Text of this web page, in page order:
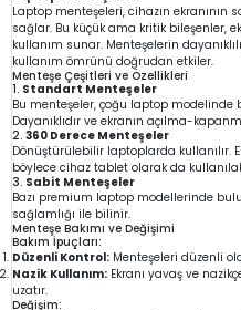
Laptop menteşeleri, cihazın ekranının
sağlar. Bu küçük ama kritik bileşenler,
kullanım sunar. Menteşelerin
kullanım ömrünü doğrudan etkiler.
Menteşe Çeşitleri ve Özellikleri
1. Standart Menteşeler
Bu menteşeler, çoğu laptop
Dayanıklıdır ve ekranın açılma-
2. 360 Derece Menteşeler
Dönüştürülebilir laptoplarda kullanılır.
böylece cihaz tablet olarak da
3. Sabit Menteşeler
Bazı premium laptop modellerinde
sağlamlığı ile bilinir.
Menteşe Bakımı ve Değişimi
Bakım İpuçları:
Düzenli Kontrol: Menteşeleri düzenli
Nazik Kullanım: Ekranı yavaş ve
uzatır.
Değişim: